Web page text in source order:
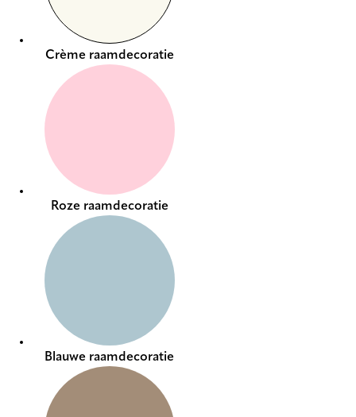
Crème raamdecoratie
Roze raamdecoratie
Blauwe raamdecoratie